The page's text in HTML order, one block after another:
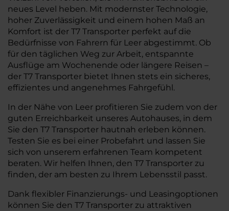
neues Level heben. Mit modernster Technologie,
hoher Zuverlässigkeit und einem hohen Maß an
Komfort ist der T7 Transporter perfekt auf die
Bedürfnisse von Fahrern für Leer abgestimmt. Ob
für den täglichen Weg zur Arbeit, entspannte
Ausflüge am Wochenende oder längere Reisen –
der T7 Transporter bietet Ihnen stets ein sicheres,
effizientes und angenehmes Fahrgefühl.
In der Nähe von Leer profitieren Sie zudem von der
guten Erreichbarkeit unseres Autohauses, in dem
Sie den T7 Transporter hautnah erleben können.
Testen Sie es bei einer Probefahrt und lassen Sie
sich von unserem erfahrenen Team kompetent
beraten. Wir helfen Ihnen, den T7 Transporter zu
finden, der am besten zu Ihrem Lebensstil passt.
Dank flexibler Finanzierungs- und Leasingoptionen
können Sie den T7 Transporter zu attraktiven